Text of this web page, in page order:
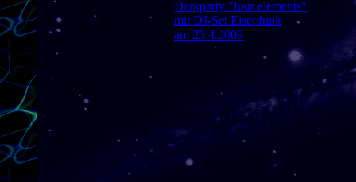
Darkparty "four elements"
mit DJ-Set Eisenfunk
am 25.4.2009